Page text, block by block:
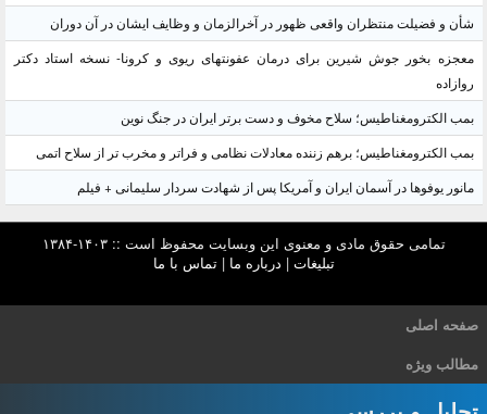
شأن و فضیلت منتظران واقعی ظهور در آخرالزمان و وظایف ایشان در آن دوران
معجزه بخور جوش شیرین برای درمان عفونتهای ریوی و کرونا- نسخه استاد دکتر
روازاده
بمب الکترومغناطیس؛ سلاح مخوف و دست برتر ایران در جنگ نوین
بمب الکترومغناطیس؛ برهم زننده معادلات نظامی و فراتر و مخرب تر از سلاح اتمی
مانور یوفوها در آسمان ایران و آمریکا پس از شهادت سردار سلیمانی + فیلم
تمامی حقوق مادی و معنوی این وبسایت محفوظ است :: ۱۴۰۳-۱۳۸۴
تبلیغات | درباره ما |تماس با ما
صفحه اصلی
مطالب ویژه